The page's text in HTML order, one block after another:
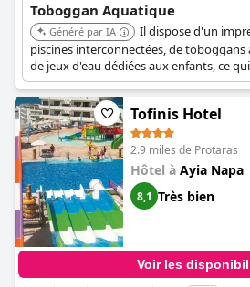
Toboggan Aquatique
Généré par IA
Il dispose d'un
piscines interconnectées, de
de jeux d'eau dédiées aux enfants, ce
choix pour les familles recherchant un
étendu. Il est réputé pour son service
équipements complets.Tofinis Hotel
2.9 miles de Protaras
Hôtel à Ayia Napa
8,1 Très bien
Voir les